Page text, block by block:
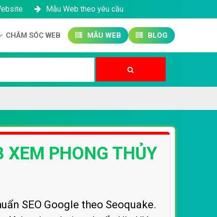
Mẫu Web theo yêu cầu
CHĂM SÓC WEB MẪU WEB BLOG
XEM PHONG THỦY
SEO Google theo Seoquake.